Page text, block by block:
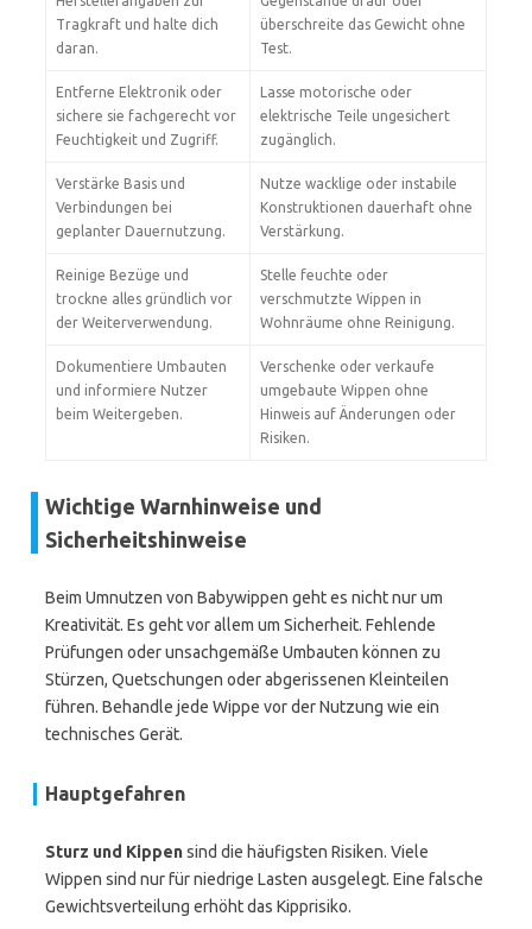
Tragkraft und halte dich
daran.
überschreite das Gewicht ohne
Test.
Entferne Elektronik oder
sichere sie fachgerecht vor
Feuchtigkeit und Zugriff.
Lasse motorische oder
elektrische Teile ungesichert
zugänglich.
Verstärke Basis und
Verbindungen bei
geplanter Dauernutzung.
Nutze wacklige oder instabile
Konstruktionen dauerhaft ohne
Verstärkung.
Reinige Bezüge und
trockne alles gründlich vor
der Weiterverwendung.
Stelle feuchte oder
verschmutzte Wippen in
Wohnräume ohne Reinigung.
Dokumentiere Umbauten
und informiere Nutzer
beim Weitergeben.
Verschenke oder verkaufe
umgebaute Wippen ohne
Hinweis auf Änderungen oder
Risiken.
Wichtige Warnhinweise und
Sicherheitshinweise
Beim Umnutzen von Babywippen geht es nicht nur um
Kreativität. Es geht vor allem um Sicherheit. Fehlende
Prüfungen oder unsachgemäße Umbauten können zu
Stürzen, Quetschungen oder abgerissenen Kleinteilen
führen. Behandle jede Wippe vor der Nutzung wie ein
technisches Gerät.
Hauptgefahren
Sturz und Kippensind die häufigsten Risiken. Viele
Wippen sind nur für niedrige Lasten ausgelegt. Eine falsche
Gewichtsverteilung erhöht das Kipprisiko.